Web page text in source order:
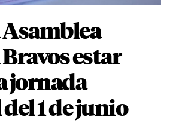
estar
jornada
1 de junio